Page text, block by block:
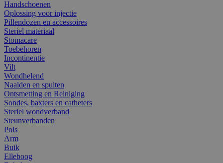
Handschoenen
Oplossing voor injectie
Pillendozen en accessoires
Steriel materiaal
Stomacare
Toebehoren
Incontinentie
Vilt
Wondhelend
Naalden en spuiten
Ontsmetting en Reiniging
Sondes, baxters en catheters
Steriel wondverband
Steunverbanden
Pols
Arm
Buik
Elleboog